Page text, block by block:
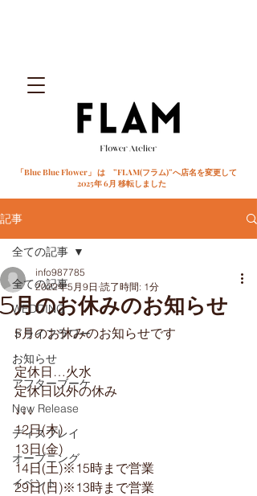
「Blue Blue Flower」 は ”FLAM(フラム)”へ店名を変更して
2025年 6月 移転しました
記事
全ての記事
WEDDING
ドライフラワー
お知らせ
アフターブーケ
New Release
ディスプレイ
オープニング
イベント
全ての記事
5月のお休みのお知らせ
info987785
2022年5月9日 読了時間: 1分
5月のお休みのお知らせです
.
︎定休日…火水
︎定休日以外の休み
↓↓↓
12日(木)
13日(金)
14日(土)※15時まで営業
29日(日)※13時まで営業